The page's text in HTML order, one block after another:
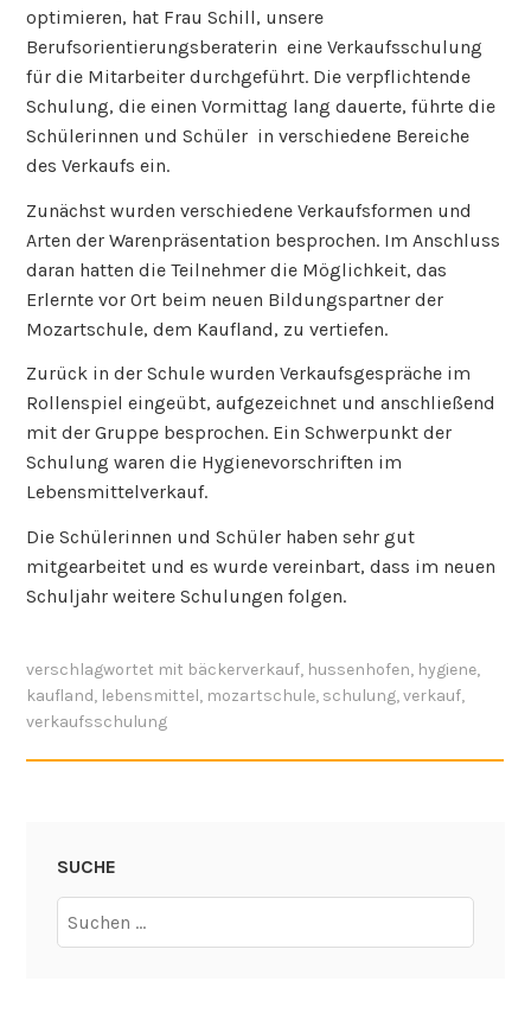
optimieren, hat Frau Schill, unsere
Berufsorientierungsberaterin eine Verkaufsschulung
für die Mitarbeiter durchgeführt. Die verpflichtende
Schulung, die einen Vormittag lang dauerte, führte die
Schülerinnen und Schüler in verschiedene Bereiche
des Verkaufs ein.
Zunächst wurden verschiedene Verkaufsformen und
Arten der Warenpräsentation besprochen. Im Anschluss
daran hatten die Teilnehmer die Möglichkeit, das
Erlernte vor Ort beim neuen Bildungspartner der
Mozartschule, dem Kaufland, zu vertiefen.
Zurück in der Schule wurden Verkaufsgespräche im
Rollenspiel eingeübt, aufgezeichnet und anschließend
mit der Gruppe besprochen. Ein Schwerpunkt der
Schulung waren die Hygienevorschriften im
Lebensmittelverkauf.
Die Schülerinnen und Schüler haben sehr gut
mitgearbeitet und es wurde vereinbart, dass im neuen
Schuljahr weitere Schulungen folgen.
verschlagwortet mit bäckerverkauf, hussenhofen, hygiene,
kaufland, lebensmittel, mozartschule, schulung,verkauf,
verkaufsschulung
SUCHE
Suchen
nach: